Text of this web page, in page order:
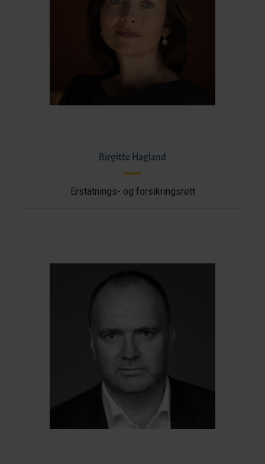
Birgitte Hagland
Erstatnings- og forsikringsrett